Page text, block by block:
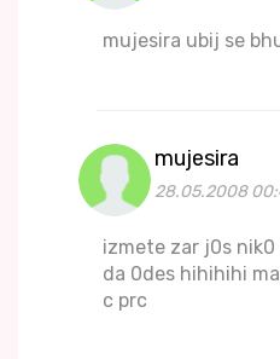
mujesira ubij se
mujesira
28.05.2008
izmete zar j0s
da 0des hihihihi
c prc